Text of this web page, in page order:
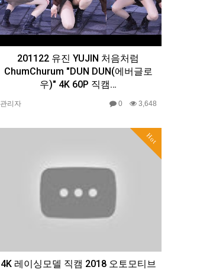
201122 유진 YUJIN 처음처럼
ChumChurum "DUN DUN(에버글로
우)" 4K 60P 직캠…
관리자 0 3,648
Hot
4K 레이싱모델 직캠 2018 오토모티브